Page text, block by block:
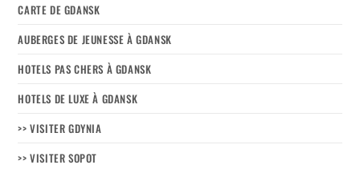
CARTE DE GDANSK
AUBERGES DE JEUNESSE À GDANSK
HOTELS PAS CHERS À GDANSK
HOTELS DE LUXE À GDANSK
>> VISITER GDYNIA
>> VISITER SOPOT